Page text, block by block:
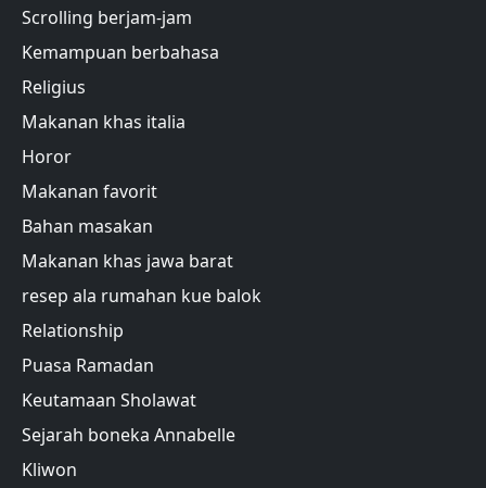
Scrolling berjam-jam
Kemampuan berbahasa
Religius
Makanan khas italia
Horor
Makanan favorit
Bahan masakan
Makanan khas jawa barat
resep ala rumahan kue balok
Relationship
Puasa Ramadan
Keutamaan Sholawat
Sejarah boneka Annabelle
Kliwon